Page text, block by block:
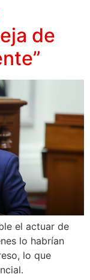
de
el actuar de
lo habrían
lo que